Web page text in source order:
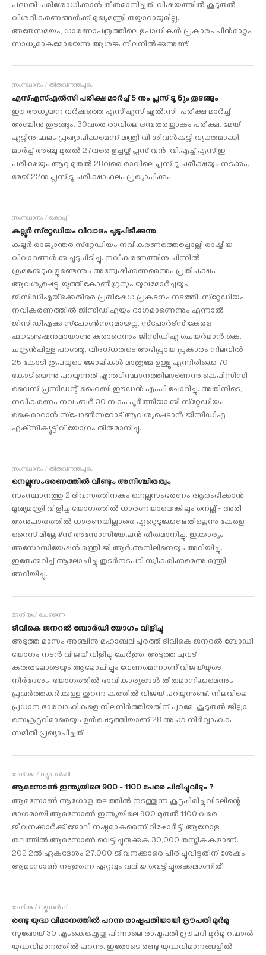
പദ്ധതി പരിശോധിക്കാന്‍ തീരുമാനിച്ചത്. വിഷയത്തില്‍ കൂടുതല്‍
വിശദീകരണങ്ങള്‍ക്ക് മുഖ്യമന്ത്രി തയ്യാറായുമില്ല.
അതേസമയം, ധാരണാപത്രത്തിലെ ഉപാധികള്‍ പ്രകാരം പിന്‍മാറ്റം
സാധ്യമാകുമോയെന്ന ആശങ്ക നിലനില്‍ക്കുന്നുണ്ട്.
സംസ്ഥാനം / തിരുവനന്തപുരം
എസ്എസ്എല്‍സി പരീക്ഷ മാര്‍ച്ച് 5 നും പ്ലസ് ടൂ 6ും തുടങ്ങും
ഈ അധ്യയന വര്‍ഷത്തെ എസ്.എസ്.എല്‍.സി. പരീക്ഷ മാര്‍ച്ച്
അഞ്ചിനു തുടങ്ങും. 30വരെ രാവിലെ ഒമ്പതരയ്ക്കാകും പരീക്ഷ. മേയ്
എട്ടിനു ഫലം പ്രഖ്യാപിക്കുമെന്ന് മന്ത്രി വി.ശിവന്‍കുട്ടി വ്യക്തമാക്കി.
മാര്‍ച്ച് അഞ്ചു മുതല്‍ 27വരെ ഉച്ചയ്ക്ക് പ്ലസ് വന്‍, വി.എച്ച്.എസ്.ഇ
പരീക്ഷയും ആറു മുതല്‍ 28വരെ രാവിലെ പ്ലസ് ടൂ പരീക്ഷയും നടക്കും.
മേയ് 22നു പ്ലസ് ടൂ പരീക്ഷാഫലം പ്രഖ്യാപിക്കും.
സംസ്ഥാനം / കൊച്ചി
കല്ലൂര്‍ സ്‌റ്റേഡിയം വിവാദം ചൂടുപിടിക്കുന്നു
കലൂര്‍ രാജ്യാന്തര സ്‌റ്റേഡിയം നവീകരണത്തെച്ചൊല്ലി രാഷ്ട്രീയ
വിവാദങ്ങള്‍ക്കു ചൂടുപിടിച്ചു. നവീകരണത്തിനു പിന്നില്‍
ക്രമക്കേടുകളുണ്ടെന്നും അന്വേഷിക്കണമെന്നും പ്രതിപക്ഷം
ആവശ്യപ്പെട്ടു. യൂത്ത് കോണ്‍ഗ്രസും യുവമോര്‍ച്ചയും
ജിസിഡിഎയ്‌ക്കെതിരെ പ്രതിഷേധ പ്രകടനം നടത്തി. സ്‌റ്റേഡിയം
നവീകരണത്തില്‍ ജിസിഡിഎയും ഭാഗമാണെന്നും എന്നാല്‍
ജിസിഡിഎക്കു സ്‌പോണ്‍സറുമായല്ല, സ്‌പോര്‍ട്‌സ് കേരള
ഫൗണ്ടേഷനുമായാണു കരാറെന്നും ജിസിഡിഎ ചെയര്‍മാന്‍ കെ.
ചന്ദ്രന്‍പിള്ള പറഞ്ഞു. വിദഗ്ധരുടെ അഭിപ്രായ പ്രകാരം നിലവില്‍
25 കോടി രൂപയുടെ ജോലികള്‍ മാത്രമേ ഉള്ളൂ എന്നിരിക്കെ 70
കോടിയെന്നു പറയുന്നത് എന്തടിസ്ഥാനത്തിലാണെന്നു കെപിസിസി
വൈസ് പ്രസിഡന്റ് ഹൈബി ഈഡന്‍ എംപി ചോദിച്ചു. അതിനിടെ,
നവീകരണം നവംബര്‍ 30 നകം പൂര്‍ത്തിയാക്കി സ്‌റ്റേഡിയം
കൈമാറാന്‍ സ്‌പോണ്‍സറോട് ആവശ്യപ്പെടാന്‍ ജിസിഡിഎ
എക്‌സിക്യൂട്ടീവ് യോഗം തീരുമാനിച്ചു.
സംസ്ഥാനം / തിരുവനന്തപുരം
നെല്ലുസംഭരണത്തില്‍ വീണ്ടും അനിശ്ചിതത്വം
സംസ്ഥാനത്തു 2 ദിവസത്തിനകം നെല്ലുസംഭരണം ആരംഭിക്കാന്‍
മുഖ്യമന്ത്രി വിളിച്ച യോഗത്തില്‍ ധാരണയായെങ്കിലും നെല്ല് - അരി
അനുപാതത്തില്‍ ധാരണയില്ലാതെ ഏറ്റെടുക്കേണ്ടതില്ലെന്നു കേരള
റൈസ് മില്ലേഴ്‌സ് അസോസിയേഷന്‍ തീരുമാനിച്ചു. ഇക്കാര്യം
അസോസിയേഷന്‍ മന്ത്രി ജി.ആര്‍.അനിലിനെയും അറിയിച്ചു.
ഇതേക്കുറിച്ച് ആലോചിച്ചു തുടര്‍നടപടി സ്വീകരിക്കുമെന്നു മന്ത്രി
അറിയിച്ചു.
ദേശീയം/ ചെന്നൈ
ടിവികെ ജനറല്‍ ബോര്‍ഡി യോഗം വിളിച്ചു
അടുത്ത മാസം അഞ്ചിനു മഹാബലിപുരത്ത് ടിവികെ ജനറല്‍ ബോഡി
യോഗം നടന്‍ വിജയ് വിളിച്ചു ചേര്‍ത്തു. അടുത്ത ചുവട്
കരുതലോടെയും ആലോചിച്ചും വേണമെന്നാണ് വിജയ്‌യുടെ
നിര്‍ദേശം. യോഗത്തില്‍ ഭാവികാര്യങ്ങള്‍ തീരുമാനിക്കുമെന്നും
പ്രവര്‍ത്തകര്‍ക്കുള്ള തുറന്ന കത്തില്‍ വിജയ് പറയുന്നുണ്ട്. നിലവിലെ
പ്രധാന ഭാരവാഹികളെ നിലനിര്‍ത്തിയതിന് പുറമേ, കൂടുതല്‍ ജില്ലാ
സെക്രട്ടറിമാരെയും ഉള്‍പ്പെടുത്തിയാണ് 28 അംഗ നിര്‍വ്വാഹക
സമിതി പ്രഖ്യാപിച്ചത്.
ദേശീയം / ന്യൂഡല്‍ഹി
ആമസോണ്‍ ഇന്ത്യയിലെ 900 - 1100 പേരെ പിരിച്ചുവിടും ?
ആമസോണ്‍ ആഗോള തലത്തില്‍ നടത്തുന്ന കൂട്ടപ്പിരിച്ചുവിടലിന്റെ
ഭാഗമായി ആമസോണ്‍ ഇന്ത്യയിലെ 900 മുതല്‍ 1100 വരെ
ജീവനക്കാര്‍ക്ക് ജോലി നഷ്ടമാകുമെന്ന് റിപ്പോര്‍ട്ട്. ആഗോള
തലത്തില്‍ ആമസോണ്‍ വെട്ടിച്ചുരുക്കുക 30,000 തസ്തികകളാണ്.
202 2ല്‍ ഏകദേശം 27,000 ജീവനക്കാരെ പിരിച്ചുവിട്ടതിന് ശേഷം
ആമസോണ്‍ നടത്തുന്ന ഏറ്റവും വലിയ വെട്ടിച്ചുരുക്കലാണിത്.
ദേശീയം/ ന്യൂഡല്‍ഹി
രണ്ടു യുദ്ധ വിമാനത്തില്‍ പറന്ന രാഷ്ട്രപതിയായി ദ്രൗപതി മുര്‍മു
സുഖോയ് 30 എംകെഐയ്ക്കു പിന്നാലെ രാഷ്ട്രപതി ദ്രൗപദി മുര്‍മു റഫാല്‍
യുദ്ധവിമാനത്തില്‍ പറന്നു. ഇതോടെ രണ്ടു യുദ്ധവിമാനങ്ങളില്‍